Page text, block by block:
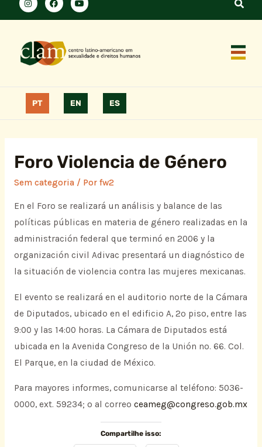
PT EN ES
Foro Violencia de Género
Sem categoria/ Por fw2
En el Foro se realizará un análisis y balance de las
políticas públicas en materia de género realizadas en la
administración federal que terminó en 2006 y la
organización civil Adivac presentará un diagnóstico de
la situación de violencia contra las mujeres mexicanas.
El evento se realizará en el auditorio norte de la Cámara
de Diputados, ubicado en el edificio A, 2º piso, entre las
9:00 y las 14:00 horas. La Cámara de Diputados está
ubicada en la Avenida Congreso de la Unión no. 66. Col.
El Parque, en la ciudad de México.
Para mayores informes, comunicarse al teléfono: 5036-
0000, ext. 59234; o al correo ceameg@congreso.gob.mx
Compartilhe isso: